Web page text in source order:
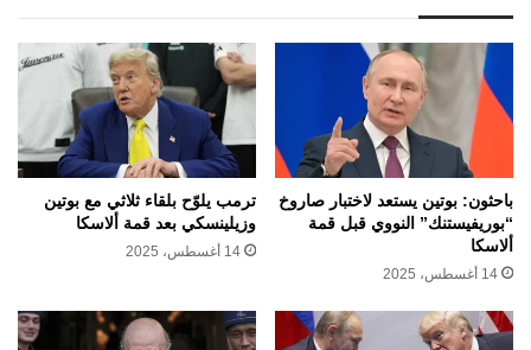
باحثون: بوتين يستعد لاختبار صاروخ
“بوريفيستنك” النووي قبل قمة
ألاسكا
14 أغسطس، 2025
ترمب يلوّح بلقاء ثلاثي مع بوتين
وزيلينسكي بعد قمة ألاسكا
14 أغسطس، 2025